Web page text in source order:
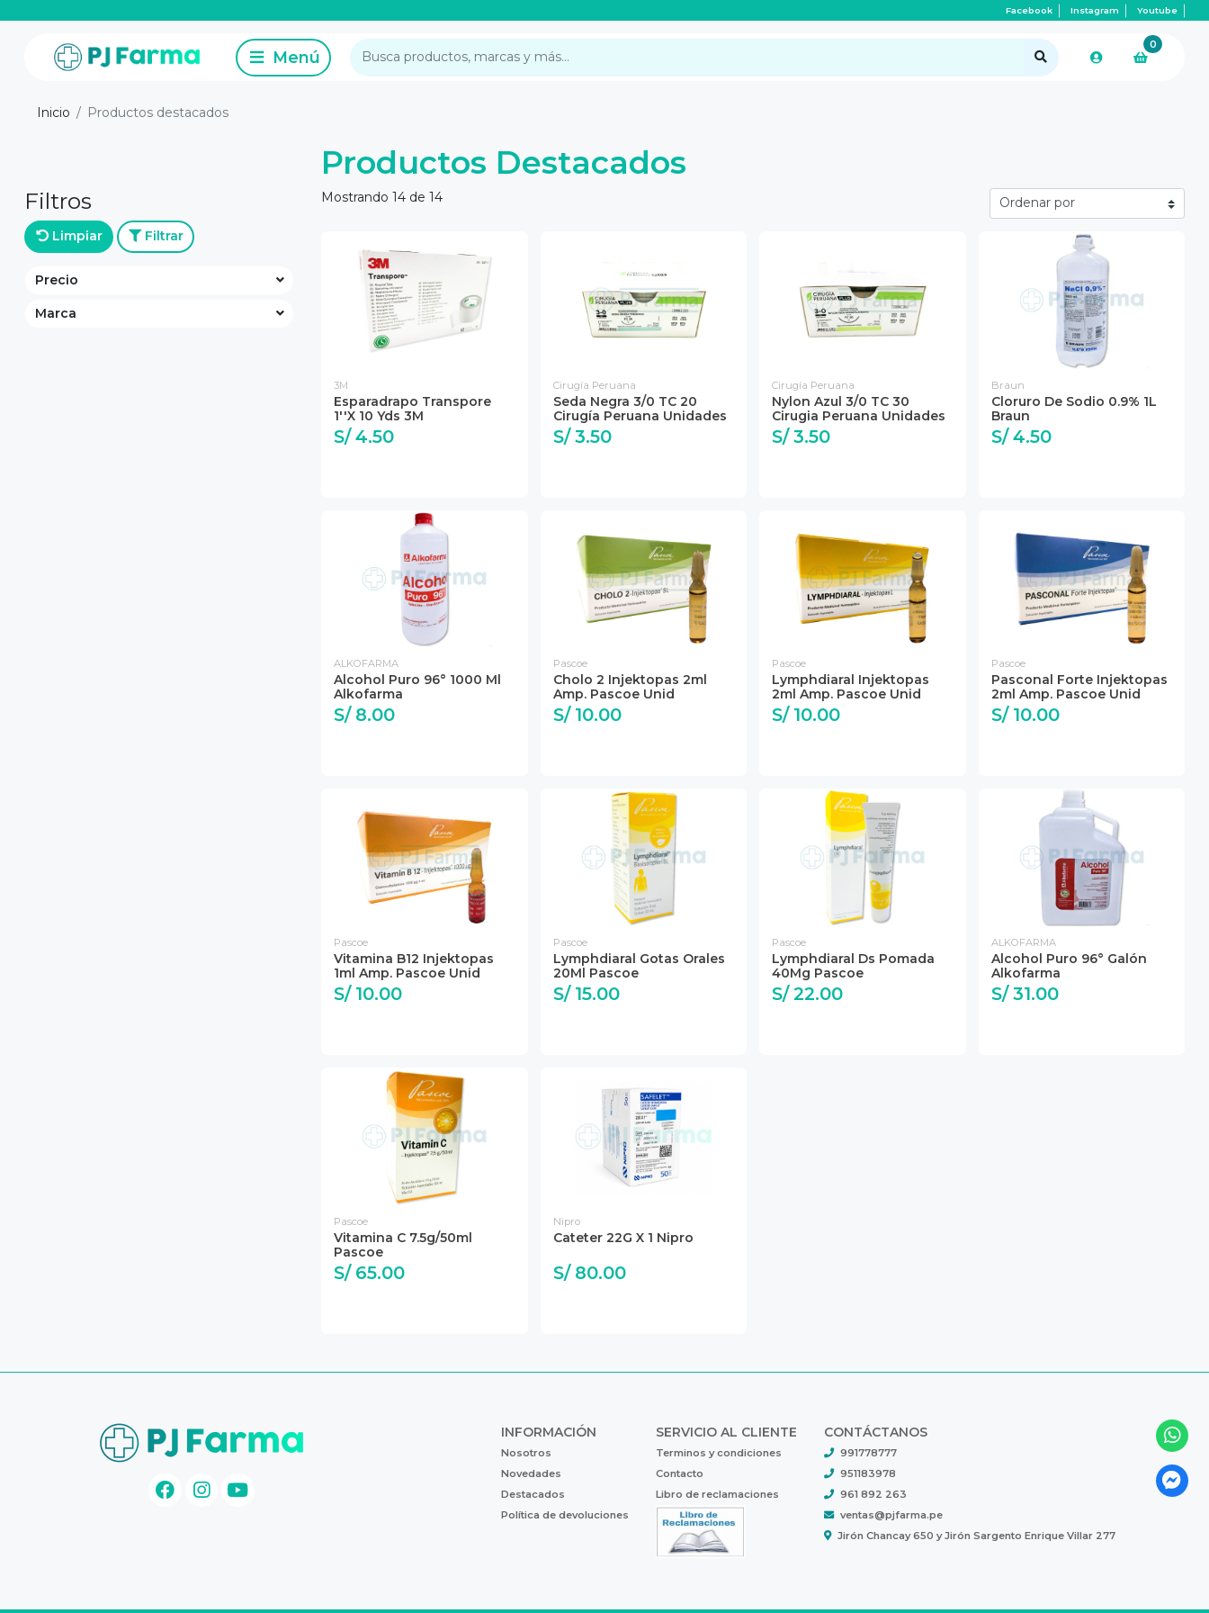
Facebook Instagram Youtube
0
Inicio Productos destacados
Productos Destacados
Filtros
Limpiar Filtrar
Precio
Marca
Mostrando 14 de 14
3M
Esparadrapo Transpore
1''x 10 Yds 3M
S/ 4.50
Cirugía Peruana
Seda Negra 3/0 TC 20
Cirugía Peruana Unidades
S/ 3.50
Cirugía Peruana
Nylon Azul 3/0 TC 30
Cirugia Peruana Unidades
S/ 3.50
Braun
Cloruro De Sodio 0.9% 1L
Braun
S/ 4.50
ALKOFARMA
Alcohol Puro 96° 1000 Ml
Alkofarma
S/ 8.00
Pascoe
Cholo 2 Injektopas 2ml
Amp. Pascoe Unid
S/ 10.00
Pascoe
Lymphdiaral Injektopas
2ml Amp. Pascoe Unid
S/ 10.00
Pascoe
Pasconal Forte Injektopas
2ml Amp. Pascoe Unid
S/ 10.00
Pascoe
Vitamina B12 Injektopas
1ml Amp. Pascoe Unid
S/ 10.00
Pascoe
Lymphdiaral Gotas Orales
20Ml Pascoe
S/ 15.00
Pascoe
Lymphdiaral Ds Pomada
40Mg Pascoe
S/ 22.00
ALKOFARMA
Alcohol Puro 96° Galón
Alkofarma
S/ 31.00
Pascoe
Vitamina C 7.5g/50ml
Pascoe
S/ 65.00
Nipro
Cateter 22G X 1 Nipro
S/ 80.00
INFORMACIÓN
Nosotros
Novedades
Destacados
Política de devoluciones
SERVICIO AL CLIENTE
Terminos y condiciones
Contacto
Libro de reclamaciones
CONTÁCTANOS
991778777
951183978
961 892 263
ventas@pjfarma.pe
Jirón Chancay 650 y Jirón Sargento Enrique Villar 277